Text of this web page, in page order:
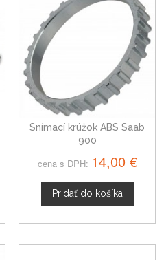
Snímací krúžok ABS Saab
900
cena s DPH: 14,00 €
Pridať do košíka